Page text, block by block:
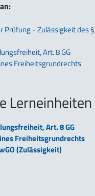
Prüfung - Zulässigkeit des §
Art. 8 GG
Freiheitsgrundrechts
Lerneinheiten
Art. 8 GG
Freiheitsgrundrechts
(Zulässigkeit)